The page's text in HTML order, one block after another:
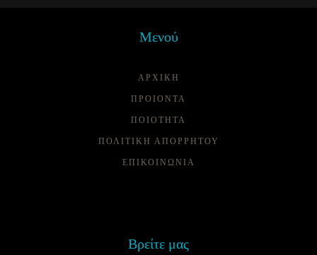
Μενού
ΑΡΧΙΚΗ
ΠΡΟΙΟΝΤΑ
ΠΟΙΌΤΗΤΑ
ΠΟΛΙΤΙΚΗ ΑΠΟΡΡΗΤΟΥ
ΕΠΙΚΟΙΝΩΝΙΑ
Βρείτε μας